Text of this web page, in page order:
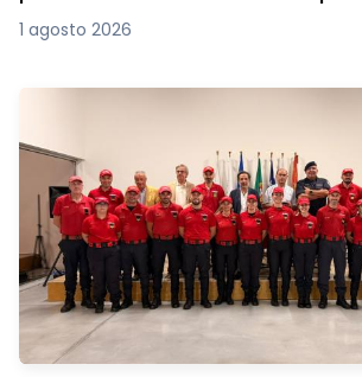
1 agosto 2026